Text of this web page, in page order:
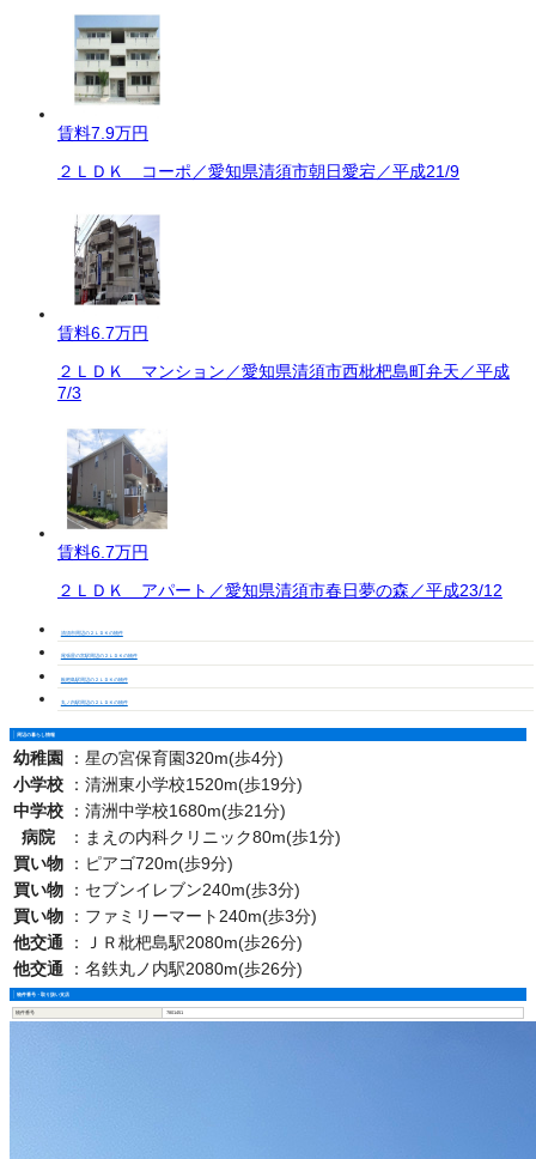
賃料7.9万円
２ＬＤＫ コーポ／愛知県清須市朝日愛宕／平成21/9
賃料6.7万円
２ＬＤＫ マンション／愛知県清須市西枇杷島町弁天／平成
7/3
賃料6.7万円
２ＬＤＫ アパート／愛知県清須市春日夢の森／平成23/12
清須市周辺の２ＬＤＫの物件
尾張星の宮駅周辺の２ＬＤＫの物件
枇杷島駅周辺の２ＬＤＫの物件
丸ノ内駅周辺の２ＬＤＫの物件
周辺の暮らし情報
幼稚園 ： 星の宮保育園320m(歩4分)
小学校
： 清洲東小学校1520m(歩19分)
中学校
： 清洲中学校1680m(歩21分)
病院
： まえの内科クリニック80m(歩1分)
買い物
： ピアゴ720m(歩9分)
買い物
： セブンイレブン240m(歩3分)
買い物
： ファミリーマート240m(歩3分)
他交通
：
ＪＲ枇杷島駅2080m(歩26分)
他交通
： 名鉄丸ノ内駅2080m(歩26分)
物件番号・取り扱い支店
物件番号 7801451